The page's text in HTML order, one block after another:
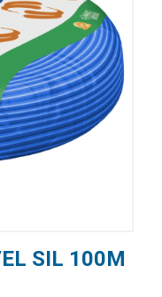
SIL 100M